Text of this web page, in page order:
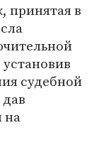
принятая в
судебной
на